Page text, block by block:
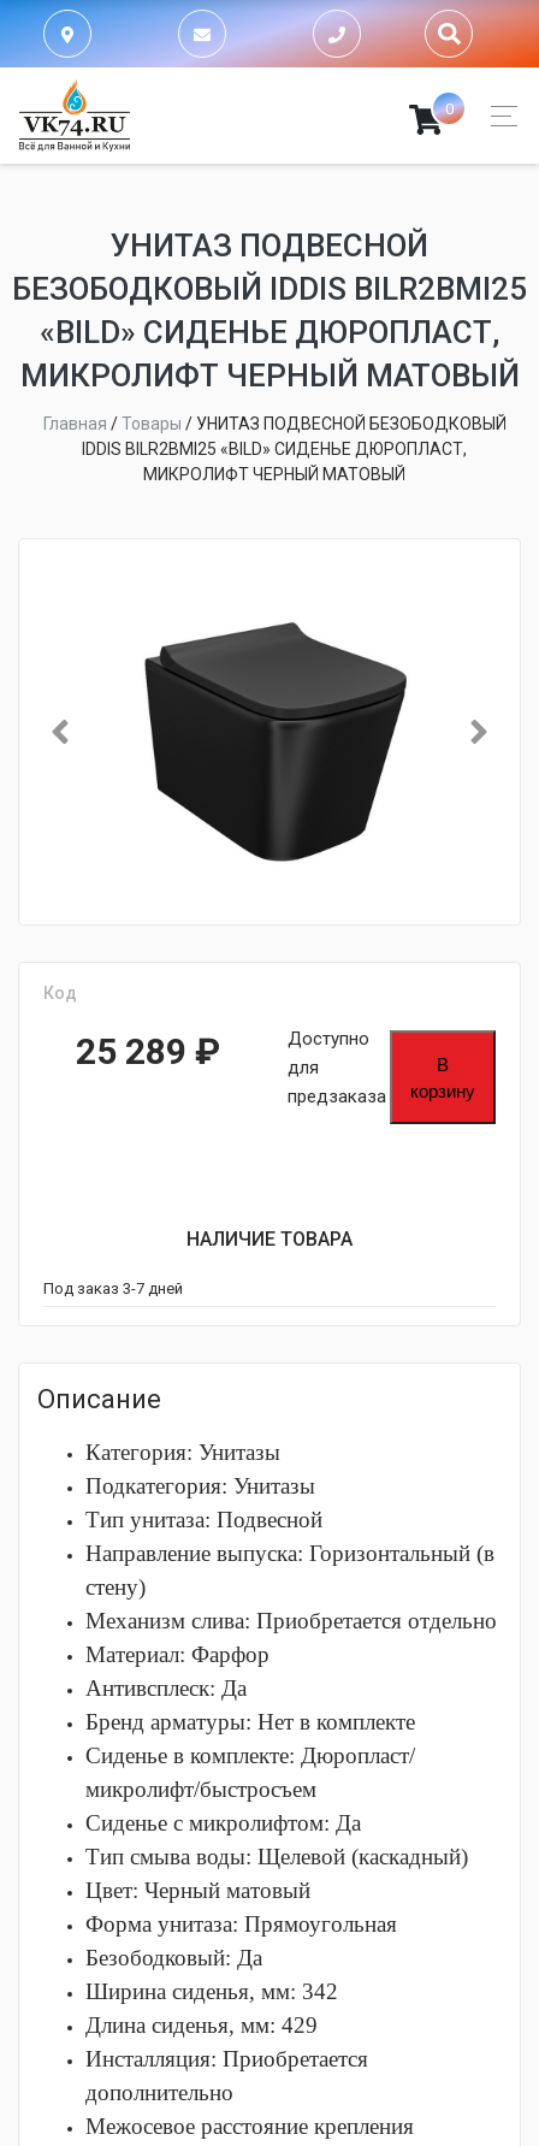
0
УНИТАЗ ПОДВЕСНОЙ
БЕЗОБОДКОВЫЙ IDDIS BILR2BMI25
«BILD» СИДЕНЬЕ ДЮРОПЛАСТ,
МИКРОЛИФТ ЧЕРНЫЙ МАТОВЫЙ
Главная /Товары / УНИТАЗ ПОДВЕСНОЙ БЕЗОБОДКОВЫЙ
IDDIS BILR2BMI25 «BILD» СИДЕНЬЕ ДЮРОПЛАСТ,
МИКРОЛИФТ ЧЕРНЫЙ МАТОВЫЙ
Код
25 289 ₽
Доступно
для
предзаказа
В
корзину
НАЛИЧИЕ ТОВАРА
Под заказ 3-7 дней
Описание
Категория: Унитазы
Подкатегория: Унитазы
Тип унитаза: Подвесной
Направление выпуска: Горизонтальный (в
стену)
Механизм слива: Приобретается отдельно
Материал: Фарфор
Антивсплеск: Да
Бренд арматуры: Нет в комплекте
Сиденье в комплекте: Дюропласт/
микролифт/быстросъем
Сиденье с микролифтом: Да
Тип смыва воды: Щелевой (каскадный)
Цвет: Черный матовый
Форма унитаза: Прямоугольная
Безободковый: Да
Ширина сиденья, мм: 342
Длина сиденья, мм: 429
Инсталляция: Приобретается
дополнительно
Межосевое расстояние крепления